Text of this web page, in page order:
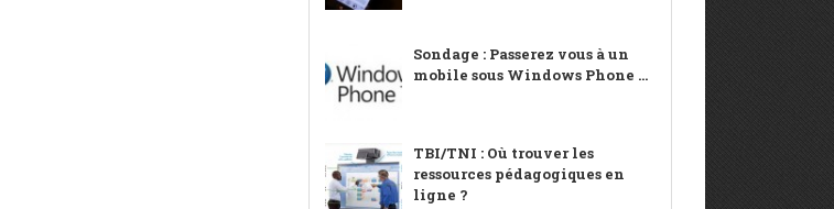
Sondage : Passerez vous à un
mobile sous Windows Phone ...
TBI/TNI : Où trouver les
ressources pédagogiques en
ligne ?